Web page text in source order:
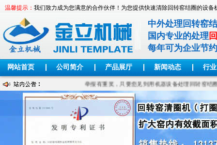
温馨提示： 我们致力成为您满意的合作伙伴！为您提供快速清除回转窑结圈的设备
中外处理回转窑
国内专业的处理
每年可为企业节约
网站首页 公司简介 产品展厅 新闻动态 行
举报有重奖，只要您见到用机器设备处理回转窑结圈